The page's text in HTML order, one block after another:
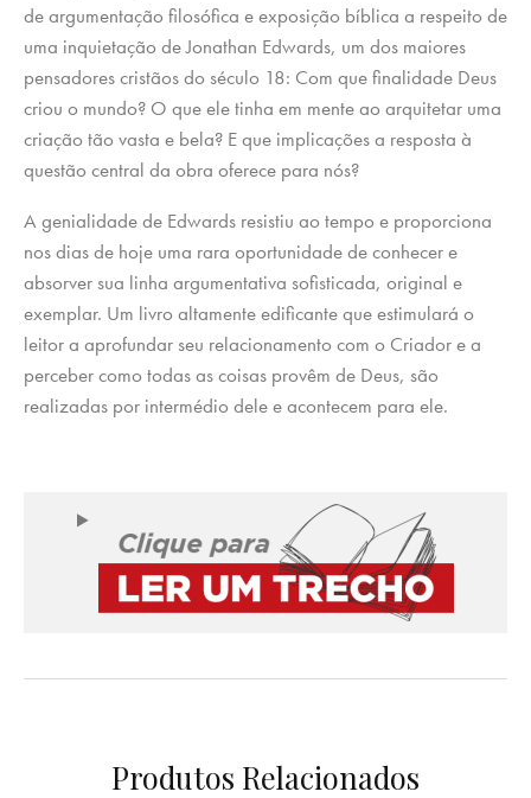
de argumentação filosófica e exposição bíblica a respeito de
uma inquietação de Jonathan Edwards, um dos maiores
pensadores cristãos do século 18: Com que finalidade Deus
criou o mundo? O que ele tinha em mente ao arquitetar uma
criação tão vasta e bela? E que implicações a resposta à
questão central da obra oferece para nós?
A genialidade de Edwards resistiu ao tempo e proporciona
nos dias de hoje uma rara oportunidade de conhecer e
absorver sua linha argumentativa sofisticada, original e
exemplar. Um livro altamente edificante que estimulará o
leitor a aprofundar seu relacionamento com o Criador e a
perceber como todas as coisas provêm de Deus, são
realizadas por intermédio dele e acontecem para ele.
Produtos Relacionados